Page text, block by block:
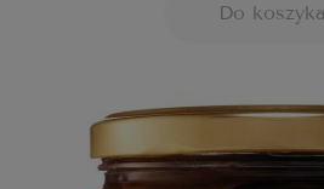
Do koszyka